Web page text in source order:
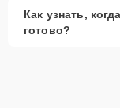
Как узнать,
готово?